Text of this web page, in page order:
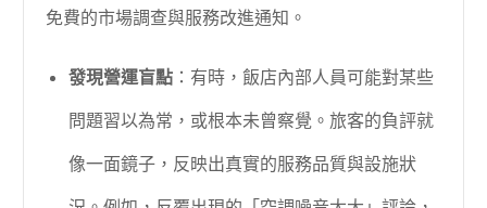
免費的市場調查與服務改進通知。
發現營運盲點 ：有時，飯店內部人員可能對某些
問題習以為常，或根本未曾察覺。旅客的負評就
像一面鏡子，反映出真實的服務品質與設施狀